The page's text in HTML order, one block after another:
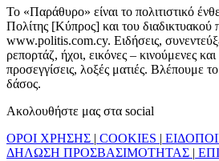
Το «Παράθυρο» είναι το πολιτιστικό
Πολίτης [Κύπρος] και του διαδικτυακού
www.politis.com.cy. Ειδήσεις,
ρεπορτάζ, ήχοι, εικόνες – κινούμενες και
προσεγγίσεις, λοξές ματιές. Βλέπουμε
δάσος.
Ακολουθήστε μας στα social
ΟΡΟΙ ΧΡΗΣΗΣ | COOKIES |
ΔΗΛΩΣΗ ΠΡΟΣΒΑΣΙΜΟΤΗΤΑΣ |